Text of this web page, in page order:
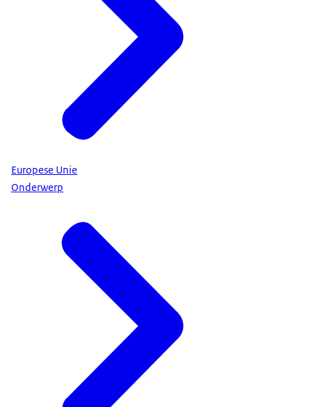
Europese Unie
Onderwerp